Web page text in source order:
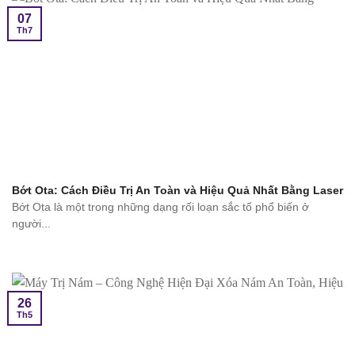
Bớt Ota: Cách Điều Trị An Toàn và Hiệu Quả Nhất Bằng Laser
Bớt Ota là một trong những dạng rối loạn sắc tố phổ biến ở
người...
07
Th7
26
Th5